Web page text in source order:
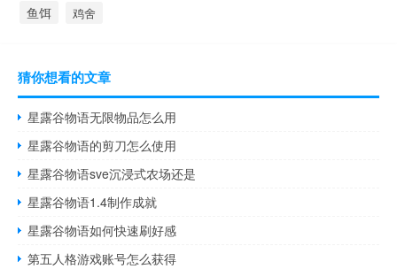
鱼饵 鸡舍
猜你想看的文章
星露谷物语无限物品怎么用
星露谷物语的剪刀怎么使用
星露谷物语sve沉浸式农场还是
星露谷物语1.4制作成就
星露谷物语如何快速刷好感
第五人格游戏账号怎么获得